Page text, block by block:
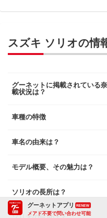
グーネットアプリ RENEW
メアド不要で問い合わせ可能
スズキ ソリオの情
グーネットに掲載されている
載状況は？
車種の特徴
車名の由来は？
モデル概要、その魅力は？
ソリオの長所は？